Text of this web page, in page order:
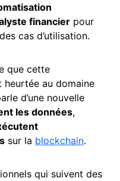
financier pour
cas d’utilisation.
que cette
heurtée au domaine
d’une nouvelle
les données,
sur la blockchain.
qui suivent des